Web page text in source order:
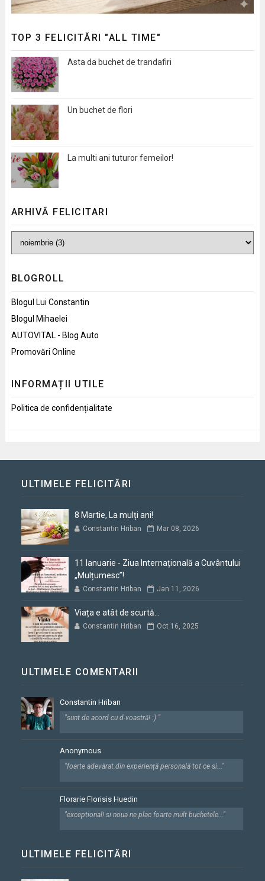
TOP 3 FELICITĂRI "ALL TIME"
Asta da buchet de trandafiri
Un buchet de flori
La multi ani tuturor femeilor!
ARHIVĂ FELICITARI
BLOGROLL
Blogul Lui Constantin
Blogul Mihaelei
AUTOVITAL - Blog Auto
Promovări Online
INFORMAȚII UTILE
Politica de confidențialitate
ULTIMELE FELICITĂRI
8 Martie, La mulți ani!
Constantin Hriban Mar 08, 2026
11 Ianuarie - Ziua Internațională a Cuvântului
„Mulțumesc”!
Constantin Hriban Jan 11, 2026
Viața e atât de scurtă...
Constantin Hriban Oct 16, 2025
ULTIMELE COMENTARII
Constantin Hriban
"sunt de acord cu d-voastră! :) "
Anonymous
"foarte adevărat.din experiență personală tot ce si..."
Florarie Florisis Huedin
"exceptional! si noua ne plac foarte mult buchetele..."
ULTIMELE FELICITĂRI